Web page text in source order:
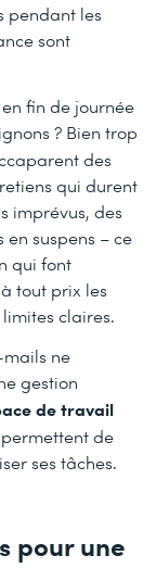
pendant les
sont
fin de journée
? Bien trop
des
qui durent
imprévus, des
suspens – ce
qui font
tout prix les
claires.
mails ne
gestion
de travail
permettent de
ses tâches.
pour une